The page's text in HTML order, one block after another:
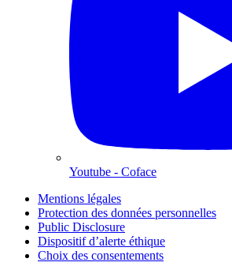
Youtube - Coface
Mentions légales
Protection des données personnelles
Public Disclosure
Dispositif d’alerte éthique
Choix des consentements